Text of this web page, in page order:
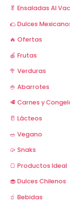
p
🥬 Ensaladas Al
🌮 Dulces
🔥 Ofertas
🍎 Frutas
🥦 Verduras
🍚 Abarrotes
🥩 Carnes y
🥛 Lácteos
🥗 Vegano
🥠 Snaks
🍞 Productos Ideal
🧁 Dulces Chilenos
🧃 Bebidas